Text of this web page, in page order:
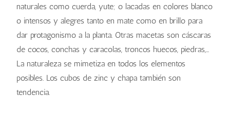
naturales como cuerda, yute; o lacadas en colores blanco
o intensos y alegres tanto en mate como en brillo para
dar protagonismo a la planta. Otras macetas son cáscaras
de cocos, conchas y caracolas, troncos huecos, piedras,…
La naturaleza se mimetiza en todos los elementos
posibles. Los cubos de zinc y chapa también son
tendencia.